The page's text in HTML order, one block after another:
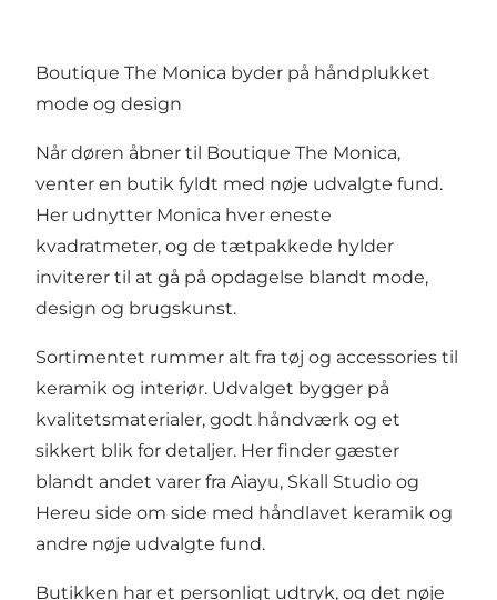
Boutique The Monica byder på håndplukket
mode og design
Når døren åbner til Boutique The Monica,
venter en butik fyldt med nøje udvalgte fund.
Her udnytter Monica hver eneste
kvadratmeter, og de tætpakkede hylder
inviterer til at gå på opdagelse blandt mode,
design og brugskunst.
Sortimentet rummer alt fra tøj og accessories til
keramik og interiør. Udvalget bygger på
kvalitetsmaterialer, godt håndværk og et
sikkert blik for detaljer. Her finder gæster
blandt andet varer fra Aiayu, Skall Studio og
Hereu side om side med håndlavet keramik og
andre nøje udvalgte fund.
Butikken har et personligt udtryk, og det nøje